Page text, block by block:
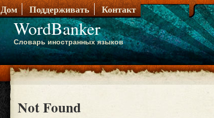
WordBanker
Словарь иностранных языков
Дом Поддерживать Контакт
Not Found